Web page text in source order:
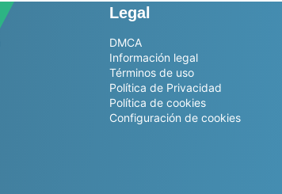
Legal
DMCA
Información legal
Términos de uso
Política de Privacidad
Política de cookies
Configuración de cookies